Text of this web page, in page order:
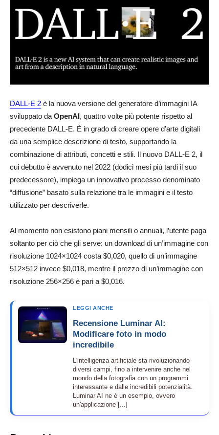
DALL-E 2 è la nuova versione del generatore d’immagini IA
sviluppato da OpenAI, quattro volte più potente rispetto al
precedente DALL-E. È in grado di creare opere d’arte digitali
da una semplice descrizione di testo, supportando la
combinazione di attributi, concetti e stili. Il nuovo DALL-E 2, il
cui debutto è avvenuto nel 2022 (dodici mesi più tardi il suo
predecessore), impiega un innovativo processo denominato
“diffusione” basato sulla relazione tra le immagini e il testo
utilizzato per descriverle.
Al momento non esistono piani mensili o annuali, l’utente paga
soltanto per ciò che gli serve: un download di un’immagine con
risoluzione 1024×1024 costa $0,020, quello di un’immagine
512×512 invece $0,018, mentre il prezzo di un’immagine con
risoluzione 256×256 è pari a $0,016.
LEGGI ANCHE
Recensione Luminar AI:
Modificare foto in modo
incredibile
L'intelligenza artificiale sta rivoluzionando
diversi campi, fino a intervenire anche nel
mondo della fotografia con un programmi
interessante e dalle incredibili potenzialità.
Luminar AI ne è un esempio, ovvero
un'applicazione [...]